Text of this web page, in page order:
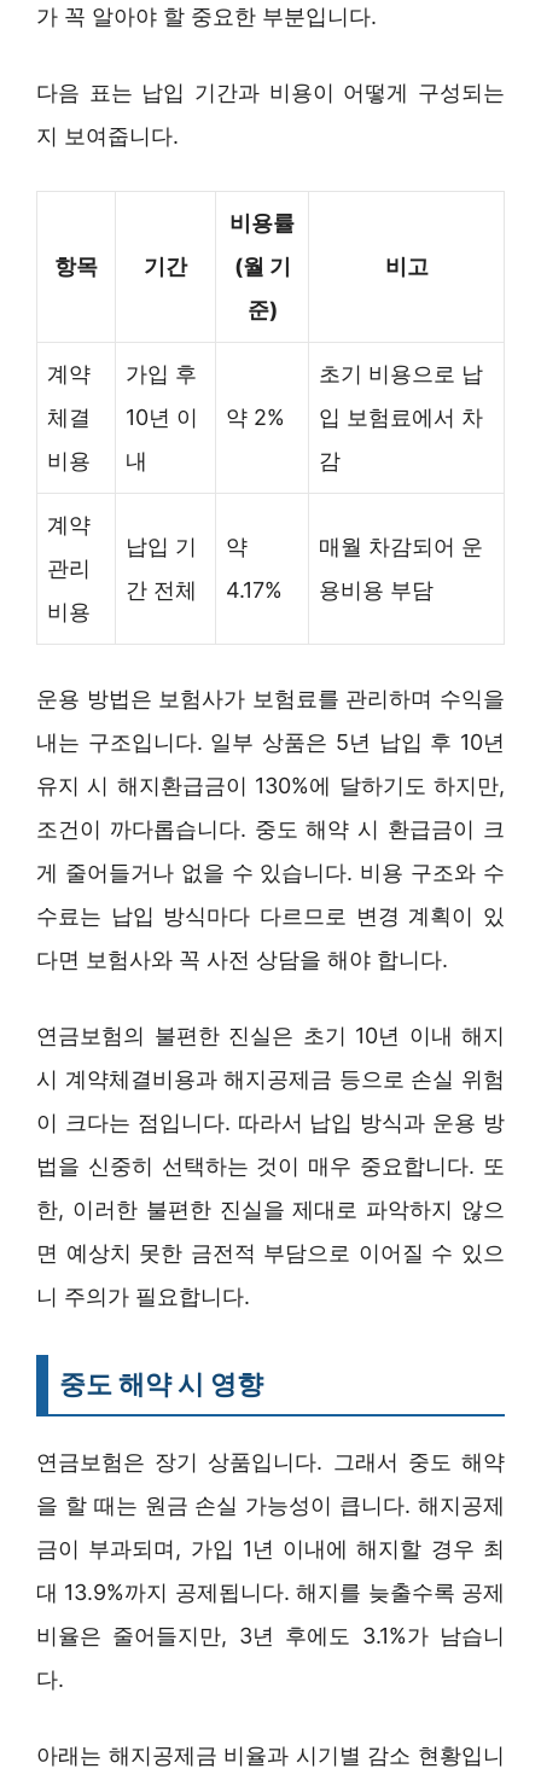
가 꼭 알아야 할 중요한 부분입니다.
다음 표는 납입 기간과 비용이 어떻게 구성되는
지 보여줍니다.
항목 기간
비용률
(월 기
준)
비고
계약
체결
비용
가입 후
10년 이
내
약 2%
초기 비용으로 납
입 보험료에서 차
감
계약
관리
비용
납입 기
간 전체
약
4.17%
매월 차감되어 운
용비용 부담
운용 방법은 보험사가 보험료를 관리하며 수익을
내는 구조입니다. 일부 상품은 5년 납입 후 10년
유지 시 해지환급금이 130%에 달하기도 하지만,
조건이 까다롭습니다. 중도 해약 시 환급금이 크
게 줄어들거나 없을 수 있습니다. 비용 구조와 수
수료는 납입 방식마다 다르므로 변경 계획이 있
다면 보험사와 꼭 사전 상담을 해야 합니다.
연금보험의 불편한 진실은 초기 10년 이내 해지
시 계약체결비용과 해지공제금 등으로 손실 위험
이 크다는 점입니다. 따라서 납입 방식과 운용 방
법을 신중히 선택하는 것이 매우 중요합니다. 또
한, 이러한 불편한 진실을 제대로 파악하지 않으
면 예상치 못한 금전적 부담으로 이어질 수 있으
니 주의가 필요합니다.
중도 해약 시 영향
연금보험은 장기 상품입니다. 그래서 중도 해약
을 할 때는 원금 손실 가능성이 큽니다. 해지공제
금이 부과되며, 가입 1년 이내에 해지할 경우 최
대 13.9%까지 공제됩니다. 해지를 늦출수록 공제
비율은 줄어들지만, 3년 후에도 3.1%가 남습니
다.
아래는 해지공제금 비율과 시기별 감소 현황입니